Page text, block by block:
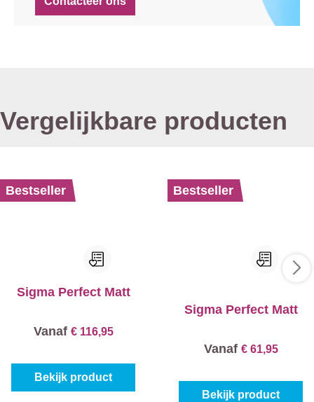
Vergelijkbare producten
Bestseller
Sigma Perfect Matt
Vanaf € 116,95
Bekijk product
Bestseller
Sigma Perfect Matt
Vanaf € 61,95
Bekijk product